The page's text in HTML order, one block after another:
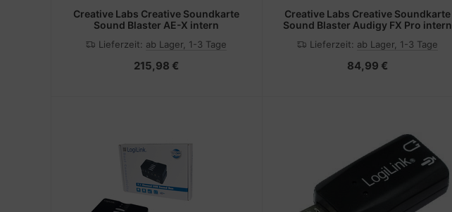
Creative Labs Creative Soundkarte
Sound Blaster AE-X intern
Lieferzeit: ab Lager, 1-3 Tage
215,98 €
Creative Labs Creative Soundkarte
Sound Blaster Audigy FX Pro intern
Lieferzeit: ab Lager, 1-3 Tage
84,99 €